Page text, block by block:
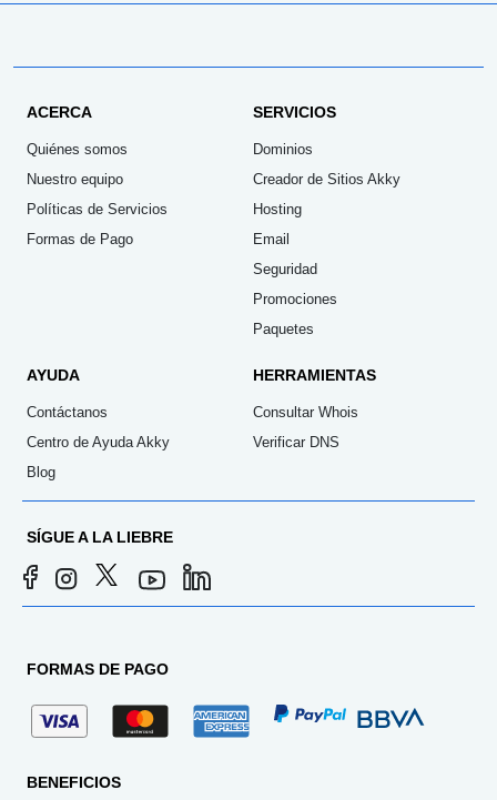
ACERCA
Quiénes somos
Nuestro equipo
Políticas de Servicios
Formas de Pago
SERVICIOS
Dominios
Creador de Sitios Akky
Hosting
Email
Seguridad
Promociones
Paquetes
AYUDA
Contáctanos
Centro de Ayuda Akky
Blog
HERRAMIENTAS
Consultar Whois
Verificar DNS
SÍGUE A LA LIEBRE
FORMAS DE PAGO
BENEFICIOS